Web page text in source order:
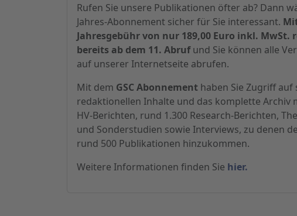
Rufen Sie unsere Publikationen öfter ab? Dann
Jahres-Abonnement sicher für Sie interessant.
Jahresgebühr von nur 189,00 Euro inkl. MwSt.
bereits ab dem 11. Abrufund Sie können alle
auf unserer Internetseite abrufen.
Mit dem GSC Abonnement haben Sie Zugriff auf
redaktionellen Inhalte und das komplette Archiv
HV-Berichten, rund 1.300 Research-Berichten,
und Sonderstudien sowie Interviews, zu denen
rund 500 Publikationen hinzukommen.
Weitere Informationen finden Sie hier.